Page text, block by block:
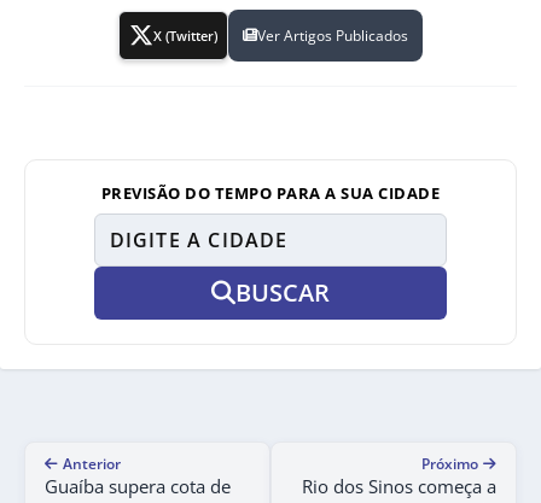
X (Twitter) Ver Artigos Publicados
PREVISÃO DO TEMPO PARA A SUA CIDADE
BUSCAR
Anterior
Guaíba supera cota de
Próximo
Rio dos Sinos começa a